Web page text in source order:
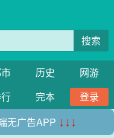
搜索
历史
网游
完本
登录
无广告APP ↓↓↓